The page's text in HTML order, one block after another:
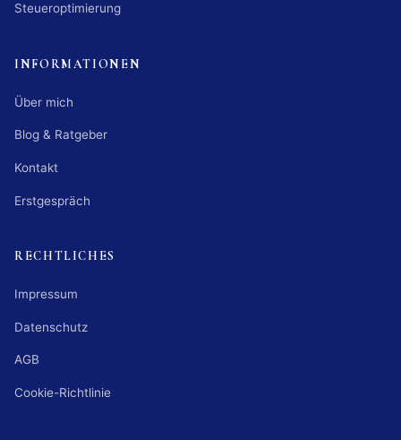
Steueroptimierung
INFORMATIONEN
Über mich
Blog & Ratgeber
Kontakt
Erstgespräch
RECHTLICHES
Impressum
Datenschutz
AGB
Cookie-Richtlinie